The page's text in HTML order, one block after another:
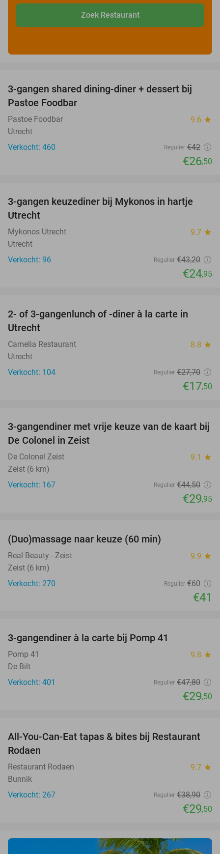
Zoek Restaurant
37%
3-gangen shared dining-diner + dessert bij
Pastoe Foodbar
Pastoe Foodbar 9.6 star
Utrecht
Verkocht: 460
Regulier €42
€26,50
42%
3-gangen keuzediner bij Mykonos in hartje
Utrecht
Mykonos Utrecht 9.7 star
Utrecht
Verkocht: 96
Regulier €43,20
€24,95
2- of 3-gangenlunch of -diner à la carte in
Utrecht
Camelia Restaurant 8.8 star
Utrecht
Verkocht: 104
Regulier €27,70
€17,50
33%
3-gangendiner met vrije keuze van de kaart bij
De Colonel in Zeist
De Colonel Zeist 9.1 star
Zeist (6 km)
Verkocht: 167
Regulier €44,50
€29,95
(Duo)massage naar keuze (60 min)
Real Beauty - Zeist 9.9 star
Zeist (6 km)
Verkocht: 270
Regulier €60
€41
3-gangendiner à la carte bij Pomp 41
Pomp 41 9.8 star
De Bilt
Verkocht: 401
Regulier €47,80
€29,50
24%
All-You-Can-Eat tapas & bites bij Restaurant
Rodaen
Restaurant Rodaen 9.7 star
Bunnik
Verkocht: 267
Regulier €38,90
€29,50